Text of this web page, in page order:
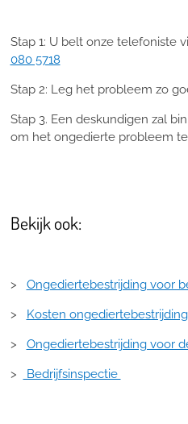
Stap 1: U belt onze telefoniste
080 5718
Stap 2: Leg het probleem zo
Stap 3. Een deskundigen zal
om het ongedierte probleem
Bekijk ook:
> Ongediertebestrijding voor
> Kosten ongediertebestrijding
> Ongediertebestrijding voor
> Bedrijfsinspectie